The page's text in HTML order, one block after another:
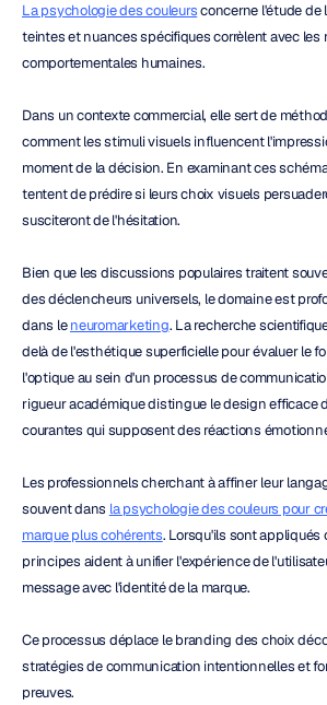
La psychologie des couleurs concerne l'étude de
teintes et nuances spécifiques corrèlent avec les
comportementales humaines.
Dans un contexte commercial, elle sert de
comment les stimuli visuels influencent
moment de la décision. En examinant ces
tentent de prédire si leurs choix visuels
susciteront de l'hésitation.
Bien que les discussions populaires traitent
des déclencheurs universels, le domaine est
dans le neuromarketing. La recherche
delà de l'esthétique superficielle pour évaluer le
l'optique au sein d'un processus de
rigueur académique distingue le design efficace
courantes qui supposent des réactions
Les professionnels cherchant à affiner leur
souvent dans la psychologie des couleurs pour
marque plus cohérents. Lorsqu'ils sont appliqués
principes aident à unifier l'expérience de
message avec l'identité de la marque.
Ce processus déplace le branding des choix
stratégies de communication intentionnelles et
preuves.